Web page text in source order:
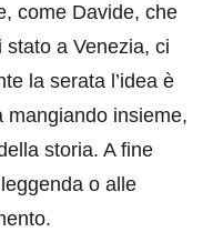
come Davide, che
a Venezia, ci
la serata l’idea è
mangiando insieme,
storia. A fine
o alle